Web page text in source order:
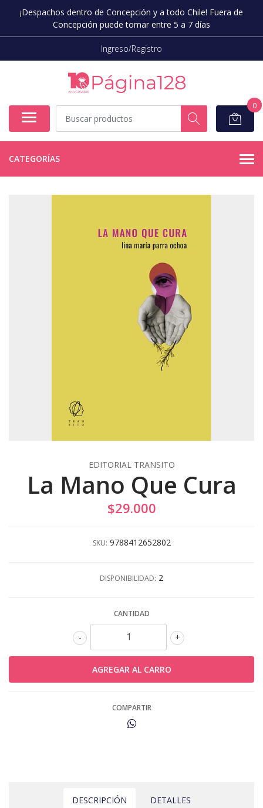
¡Despachos dentro de Concepción y a todo Chile! Fuera de
Concepción puede tomar entre 5 a 7 días
Ingreso/Registro
0
CATEGORÍAS
EDITORIAL TRANSITO
La Mano Que Cura
$29.000
SKU: 9788412652802
DISPONIBILIDAD: 2
CANTIDAD
+
-
COMPARTIR
DESCRIPCIÓN DETALLES